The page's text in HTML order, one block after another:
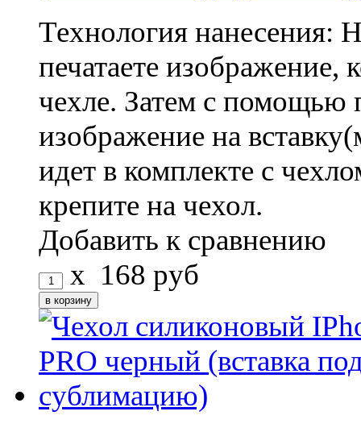
Технология нанесения:
печатаете изображение,
чехле. Затем с помощью
изображение на
идет в комплекте с
крепите на чехол.
Добавить к сравнению
x 168 руб